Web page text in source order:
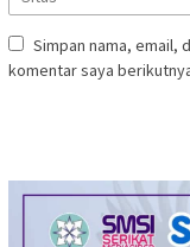
Simpan nama, email,
komentar saya